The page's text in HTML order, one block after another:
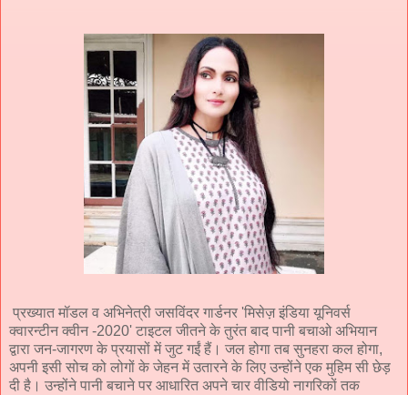
प्रख्यात मॉडल व अभिनेत्री जसविंदर गार्डनर 'मिसेज़ इंडिया यूनिवर्स
क्वारन्टीन क्वीन -2020' टाइटल जीतने के तुरंत बाद पानी बचाओ अभियान
द्वारा जन-जागरण के प्रयासों में जुट गईं हैं। जल होगा तब सुनहरा कल होगा,
अपनी इसी सोच को लोगों के जेहन में उतारने के लिए उन्होंने एक मुहिम सी छेड़
दी है। उन्होंने पानी बचाने पर आधारित अपने चार वीडियो नागरिकों तक